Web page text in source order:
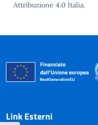
Attribuzione 4.0 Italia.
Link Esterni